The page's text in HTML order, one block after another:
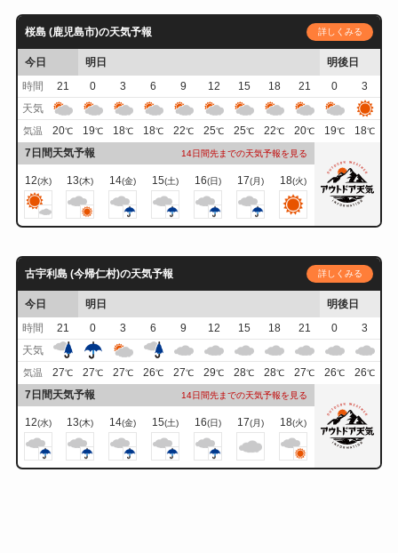
桜島 (鹿児島市)の天気予報 詳しくみる
今日 明日
明後日
時間
21 0 3 6 9 12 15 18 21 0
3
天気
気温 20℃ 19℃ 18℃ 18℃ 22℃ 25℃ 25℃ 22℃ 20℃ 19℃ 18℃
7日間天気予報 14日間先までの天気予報を見る
12(水) 13(木) 14(金) 15(土) 16(日) 17(月) 18(火)
古宇利島 (今帰仁村)の天気予報 詳しくみる
今日 明日
明後日
時間
21 0 3 6 9 12 15 18 21 0
3
天気
気温 27℃ 27℃ 27℃ 26℃ 27℃ 29℃ 28℃ 28℃ 27℃ 26℃ 26℃
7日間天気予報 14日間先までの天気予報を見る
12(水) 13(木) 14(金) 15(土) 16(日) 17(月) 18(火)